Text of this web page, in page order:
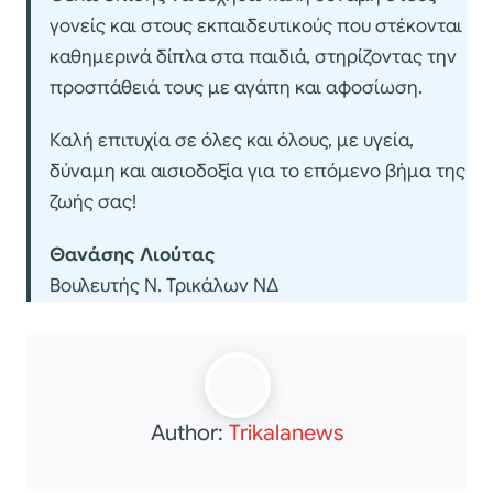
γονείς και στους εκπαιδευτικούς που στέκονται
καθημερινά δίπλα στα παιδιά, στηρίζοντας την
προσπάθειά τους με αγάπη και αφοσίωση.
Καλή επιτυχία σε όλες και όλους, με υγεία,
δύναμη και αισιοδοξία για το επόμενο βήμα της
ζωής σας!
Θανάσης Λιούτας
Βουλευτής Ν. Τρικάλων ΝΔ
Author: Trikalanews